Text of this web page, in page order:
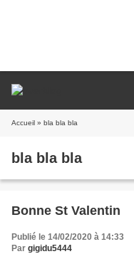
Accueil » bla bla bla
bla bla bla
Bonne St Valentin
Publié le 14/02/2020 à 14:33
Par gigidu5444